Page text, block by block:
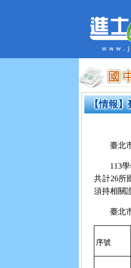
【情報】
臺北
113
共計26所
須持相關
臺北
序號